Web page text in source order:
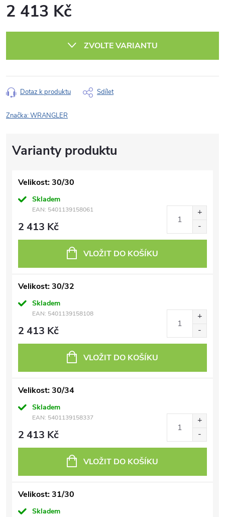
2 413 Kč
ZVOLTE VARIANTU
Dotaz k produktu Sdílet
Značka:WRANGLER
Velikost: 30/30
Skladem
EAN: 5401139158061
2 413 Kč
VLOŽIT DO KOŠÍKU
Velikost: 30/32
Skladem
EAN: 5401139158108
2 413 Kč
VLOŽIT DO KOŠÍKU
Velikost: 30/34
Skladem
EAN: 5401139158337
2 413 Kč
VLOŽIT DO KOŠÍKU
Velikost: 31/30
Skladem